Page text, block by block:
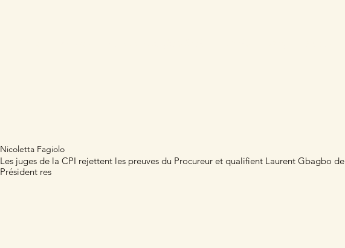
Les juges de la CPI rejettent les preuves du Procureur et qualifient Laurent Gbagbo de
Président res
Nicoletta Fagiolo